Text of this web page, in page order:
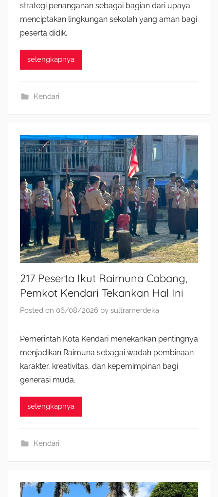
strategi penanganan sebagai bagian dari upaya
menciptakan lingkungan sekolah yang aman bagi
peserta didik.
selengkapnya
Kendari
217 Peserta Ikut Raimuna Cabang,
Pemkot Kendari Tekankan Hal Ini
Posted on 06/08/2026 by sultramerdeka
Pemerintah Kota Kendari menekankan pentingnya
menjadikan Raimuna sebagai wadah pembinaan
karakter, kreativitas, dan kepemimpinan bagi
generasi muda.
selengkapnya
Kendari